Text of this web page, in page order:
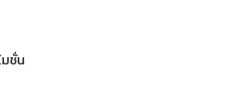
ชั่น